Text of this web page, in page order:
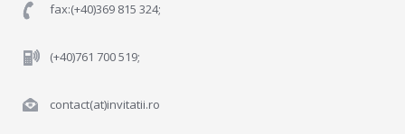
fax:(+40)369 815 324;
(+40)761 700 519;
contact(at)invitatii.ro